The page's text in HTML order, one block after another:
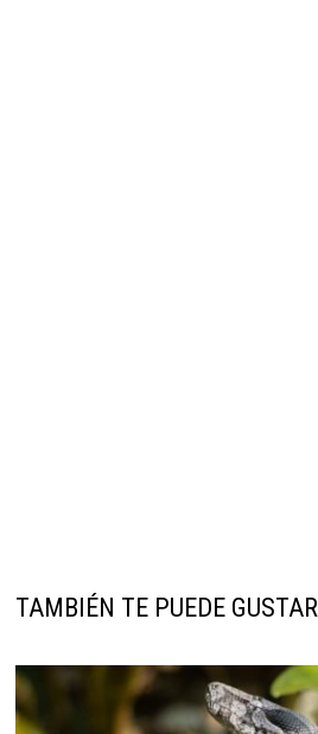
TAMBIÉN TE PUEDE GUSTAR